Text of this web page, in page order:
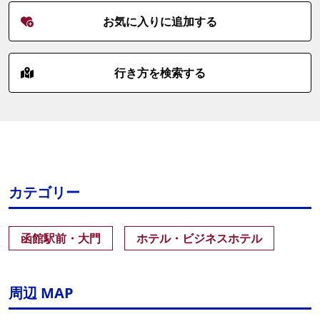
お気に入りに追加する
行き方を検索する
カテゴリー
函館駅前・大門 ホテル・ビジネスホテル
周辺 MAP